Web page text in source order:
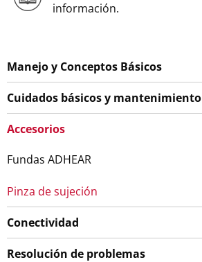
información.
Manejo y Conceptos Básicos
Cuidados básicos y mantenimiento
Accesorios
Fundas ADHEAR
Pinza de sujeción
Conectividad
Resolución de problemas